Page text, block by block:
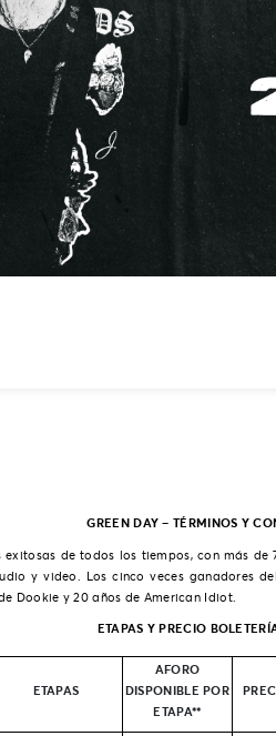
GREEN DAY – TÉRMINOS Y
exitosas de todos los tiempos, con más
y video. Los cinco veces ganadores
Dookie y 20 años de American Idiot.
ETAPAS Y PRECIO
ETAPAS
AFORO
DISPONIBLE POR
ETAPA**